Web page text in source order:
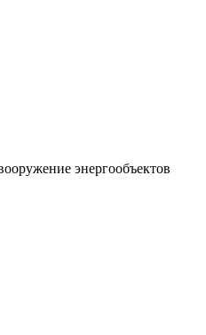
энергообъектов